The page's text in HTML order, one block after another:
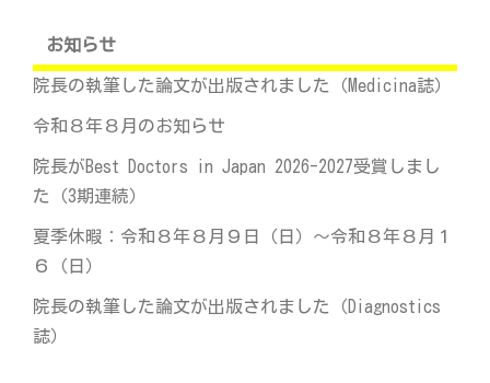
ン
お知らせ
院長の執筆した論文が出版されました（Medicina誌）
令和８年８月のお知らせ
院長がBest Doctors in Japan 2026-2027受賞しまし
た（3期連続）
夏季休暇：令和８年８月９日（日）～令和８年８月１
６（日）
院長の執筆した論文が出版されました（Diagnostics
誌）